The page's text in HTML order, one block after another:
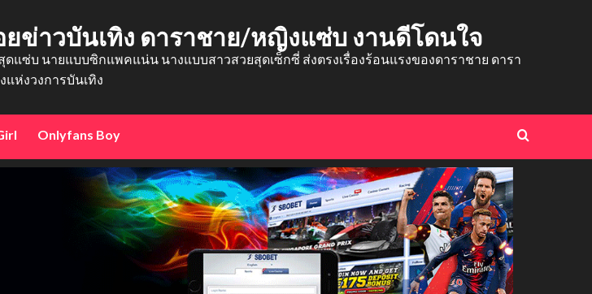
ยข่าวบันเทิง ดาราชาย/หญิงแซ่บ งานดีโดนใจ
แซ่บ นายแบบซิกแพคแน่น นางแบบสาวสวยสุดเซ็กซี่ ส่งตรงเรื่องร้อนแรงของดาราชาย ดารา
ห่งวงการบันเทิง
Onlyfans Boy